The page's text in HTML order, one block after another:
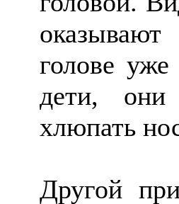
голове
дети, они
хлюпать
Другой